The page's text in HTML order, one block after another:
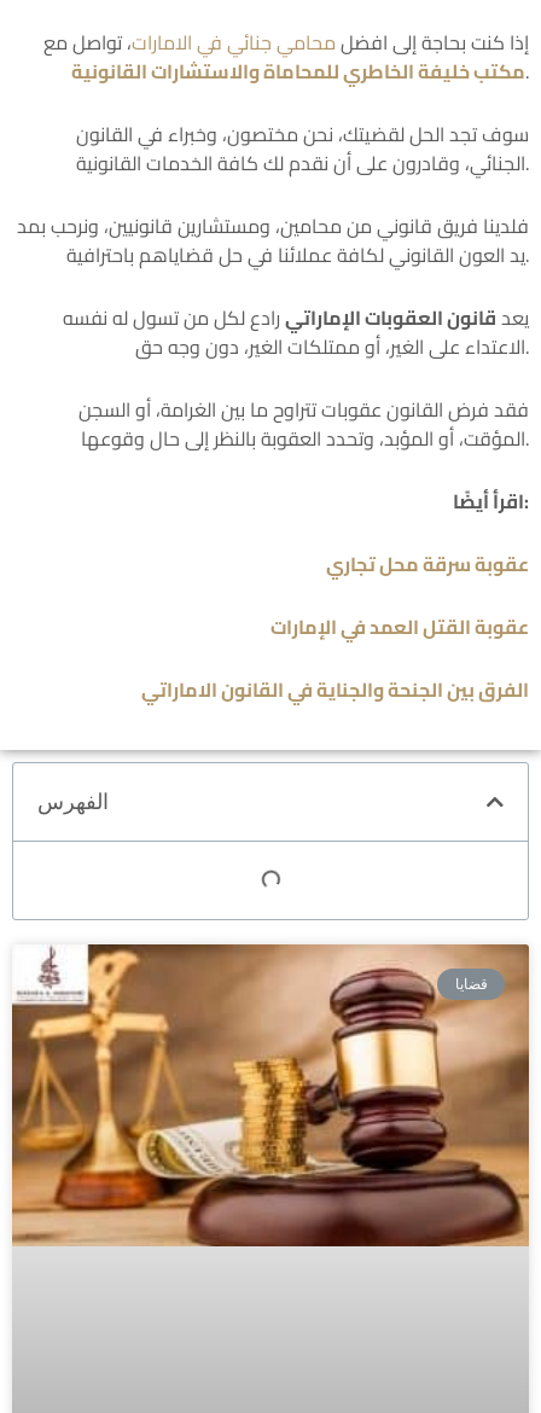
إذا كنت بحاجة إلى افضلمحامي جنائي في الامارات، تواصل مع
مكتب خليفة الخاطري للمحاماة والاستشارات القانونية.
سوف تجد الحل لقضيتك، نحن مختصون، وخبراء في القانون
الجنائي، وقادرون على أن نقدم لك كافة الخدمات القانونية.
فلدينا فريق قانوني من محامين، ومستشارين قانونيين، ونرحب بمد
يد العون القانوني لكافة عملائنا في حل قضاياهم باحترافية.
يعدقانون العقوبات الإماراتيرادع لكل من تسول له نفسه
الاعتداء على الغير، أو ممتلكات الغير، دون وجه حق.
فقد فرض القانون عقوبات تتراوح ما بين الغرامة، أو السجن
المؤقت، أو المؤبد، وتحدد العقوبة بالنظر إلى حال وقوعها.
اقرأ أيضًا:
عقوبة سرقة محل تجاري
عقوبة القتل العمد في الإمارات
الفرق بين الجنحة والجناية في القانون الاماراتي
الفهرس
قضايا